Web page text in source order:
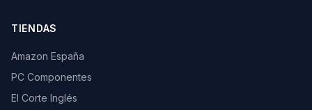
TIENDAS
Amazon España
PC Componentes
El Corte Inglés